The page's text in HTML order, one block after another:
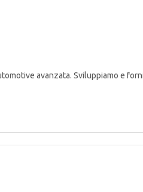
avanzata. Sviluppiamo e